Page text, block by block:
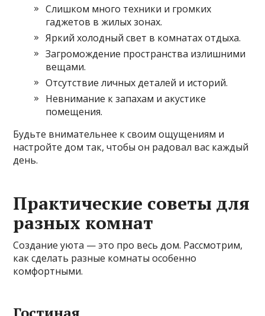
Слишком много техники и громких
гаджетов в жилых зонах.
Яркий холодный свет в комнатах отдыха.
Загромождение пространства излишними
вещами.
Отсутствие личных деталей и историй.
Невнимание к запахам и акустике
помещения.
Будьте внимательнее к своим ощущениям и
настройте дом так, чтобы он радовал вас каждый
день.
Практические советы для
разных комнат
Создание уюта — это про весь дом. Рассмотрим,
как сделать разные комнаты особенно
комфортными.